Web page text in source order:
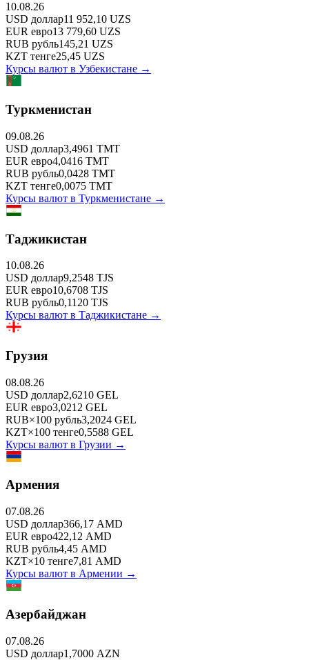
10.08.26
USD доллар11 952,10 UZS
EUR евро13 779,60 UZS
RUB рубль145,21 UZS
KZT тенге25,45 UZS
Курсы валют в Узбекистане →
Туркменистан
09.08.26
USD доллар3,4961 TMT
EUR евро4,0416 TMT
RUB рубль0,0428 TMT
KZT тенге0,0075 TMT
Курсы валют в Туркменистане →
Таджикистан
10.08.26
USD доллар9,2548 TJS
EUR евро10,6708 TJS
RUB рубль0,1120 TJS
Курсы валют в Таджикистане →
Грузия
08.08.26
USD доллар2,6210 GEL
EUR евро3,0212 GEL
RUB×100 рубль3,2024 GEL
KZT×100 тенге0,5588 GEL
Курсы валют в Грузии →
Армения
07.08.26
USD доллар366,17 AMD
EUR евро422,12 AMD
RUB рубль4,45 AMD
KZT×10 тенге7,81 AMD
Курсы валют в Армении →
Азербайджан
07.08.26
USD доллар1,7000 AZN